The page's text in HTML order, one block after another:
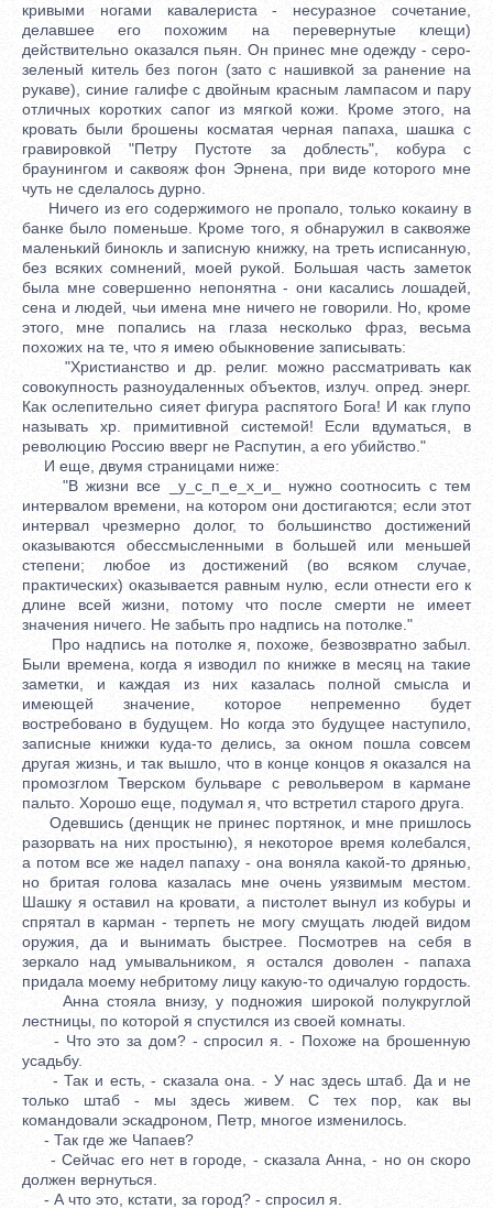
кривыми ногами кавалериста - несуразное сочетание,
делавшее его похожим на перевернутые клещи)
действительно оказался пьян. Он принес мне одежду - серо-
зеленый китель без погон (зато с нашивкой за ранение на
рукаве), синие галифе с двойным красным лампасом и пару
отличных коротких сапог из мягкой кожи. Кроме этого, на
кровать были брошены косматая черная папаха, шашка с
гравировкой "Петру Пустоте за доблесть", кобура с
браунингом и саквояж фон Эрнена, при виде которого мне
чуть не сделалось дурно.
Ничего из его содержимого не пропало, только кокаину в
банке было поменьше. Кроме того, я обнаружил в саквояже
маленький бинокль и записную книжку, на треть исписанную,
без всяких сомнений, моей рукой. Большая часть заметок
была мне совершенно непонятна - они касались лошадей,
сена и людей, чьи имена мне ничего не говорили. Но, кроме
этого, мне попались на глаза несколько фраз, весьма
похожих на те, что я имею обыкновение записывать:
"Христианство и др. религ. можно рассматривать как
совокупность разноудаленных объектов, излуч. опред. энерг.
Как ослепительно сияет фигура распятого Бога! И как глупо
называть хр. примитивной системой! Если вдуматься, в
революцию Россию вверг не Распутин, а его убийство."
И еще, двумя страницами ниже:
"В жизни все _у_с_п_е_х_и_ нужно соотносить с тем
интервалом времени, на котором они достигаются; если этот
интервал чрезмерно долог, то большинство достижений
оказываются обессмысленными в большей или меньшей
степени; любое из достижений (во всяком случае,
практических) оказывается равным нулю, если отнести его к
длине всей жизни, потому что после смерти не имеет
значения ничего. Не забыть про надпись на потолке."
Про надпись на потолке я, похоже, безвозвратно забыл.
Были времена, когда я изводил по книжке в месяц на такие
заметки, и каждая из них казалась полной смысла и
имеющей значение, которое непременно будет
востребовано в будущем. Но когда это будущее наступило,
записные книжки куда-то делись, за окном пошла совсем
другая жизнь, и так вышло, что в конце концов я оказался на
промозглом Тверском бульваре с револьвером в кармане
пальто. Хорошо еще, подумал я, что встретил старого друга.
Одевшись (денщик не принес портянок, и мне пришлось
разорвать на них простыню), я некоторое время колебался,
а потом все же надел папаху - она воняла какой-то дрянью,
но бритая голова казалась мне очень уязвимым местом.
Шашку я оставил на кровати, а пистолет вынул из кобуры и
спрятал в карман - терпеть не могу смущать людей видом
оружия, да и вынимать быстрее. Посмотрев на себя в
зеркало над умывальником, я остался доволен - папаха
придала моему небритому лицу какую-то одичалую гордость.
Анна стояла внизу, у подножия широкой полукруглой
лестницы, по которой я спустился из своей комнаты.
- Что это за дом? - спросил я. - Похоже на брошенную
усадьбу.
- Так и есть, - сказала она. - У нас здесь штаб. Да и не
только штаб - мы здесь живем. С тех пор, как вы
командовали эскадроном, Петр, многое изменилось.
- Так где же Чапаев?
- Сейчас его нет в городе, - сказала Анна, - но он скоро
должен вернуться.
- А что это, кстати, за город? - спросил я.